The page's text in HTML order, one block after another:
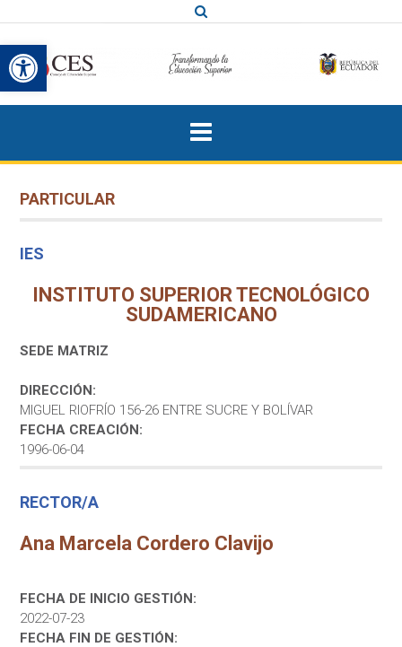
Abrir barra de herramientas
al
contenido
PARTICULAR
IES
INSTITUTO SUPERIOR TECNOLÓGICO
SUDAMERICANO
SEDE MATRIZ
DIRECCIÓN:
MIGUEL RIOFRÍO 156-26 ENTRE SUCRE Y BOLÍVAR
FECHA CREACIÓN:
1996-06-04
RECTOR/A
Ana Marcela Cordero Clavijo
FECHA DE INICIO GESTIÓN:
2022-07-23
FECHA FIN DE GESTIÓN: